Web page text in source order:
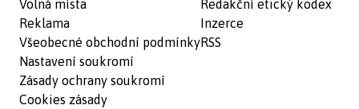
Volná místa
Reklama
Všeobecné obchodní podmínky
Nastavení soukromí
Zásady ochrany soukromí
Cookies zásady
Redakční etický kodex
Inzerce
RSS